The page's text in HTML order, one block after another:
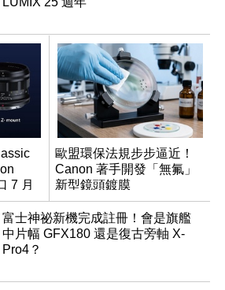
7 月
歐盟環保法規步步逼近！
Canon 著手開發「無氟」
新型鏡頭鍍膜
富士神祕新機完成註冊！會是旗艦
中片幅 GFX180 還是復古旁軸 X-
Pro4？